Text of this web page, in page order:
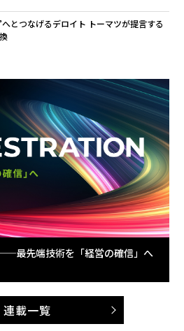
とつなげる――デロイト トーマツが提言する
最先端技術を「経営の確信」へ
連載一覧